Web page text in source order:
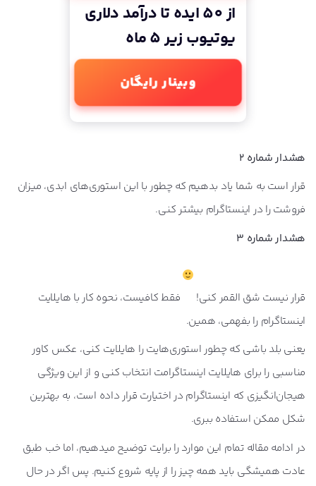
از 50 ایده تا درآمد دلاری
یوتیوب زیر 5 ماه
وبینار رایگان
هشدار شماره 2
قرار است به شما یاد بدهیم که چطور با این استوری‌های ابدی، میزان
فروشت را در اینستاگرام بیشتر کنی.
هشدار شماره 3
قرار نیست شق القمر کنی!
فقط کافیست، نحوه کار با هایلایت
اینستاگرام را بفهمی، همین.
یعنی بلد باشی که چطور استوری‌هایت را هایلایت کنی، عکس کاور
مناسبی را برای هایلایت اینستاگرامت انتخاب کنی و از این ویژگی
هیجان‌انگیزی که اینستاگرام در اختیارت قرار داده است، به بهترین
شکل ممکن استفاده ببری.
در ادامه مقاله تمام این موارد را برایت توضیح میدهیم، اما خب طبق
عادت همیشگی‌ باید همه چیز را از پایه شروع کنیم. پس اگر در حال